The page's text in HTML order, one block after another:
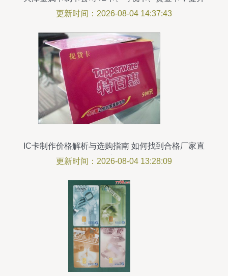
档次的多元选择
更新时间：2026-08-04 14:37:43
IC卡制作价格解析与选购指南 如何找到合格厂家直
销渠道
更新时间：2026-08-04 13:28:09